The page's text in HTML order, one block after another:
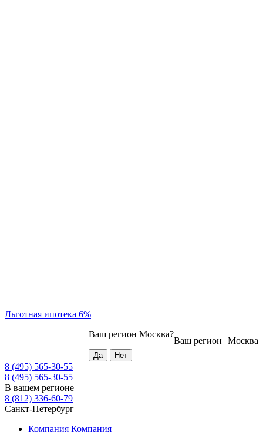
Льготная ипотека 6%
Москва
Ваш регион
Ваш регион Москва?
8 (495) 565-30-55
8 (495) 565-30-55
В вашем регионе
8 (812) 336-60-79
Санкт-Петербург
Компания Компания